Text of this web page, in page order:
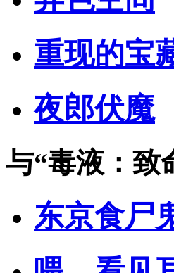
重现的宝
夜郎伏魔
与“毒液：致
东京食尸